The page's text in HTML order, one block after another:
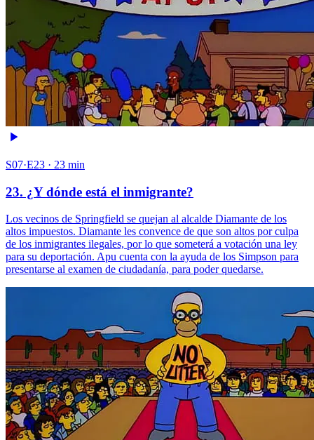
S07·E23 · 23 min
23. ¿Y dónde está el inmigrante?
Los vecinos de Springfield se quejan al alcalde Diamante de los
altos impuestos. Diamante les convence de que son altos por culpa
de los inmigrantes ilegales, por lo que someterá a votación una ley
para su deportación. Apu cuenta con la ayuda de los Simpson para
presentarse al examen de ciudadanía, para poder quedarse.